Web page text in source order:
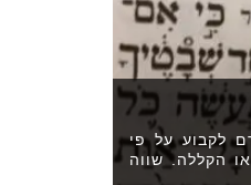
של כל אדם לקבוע על פי
הקללה. שווה